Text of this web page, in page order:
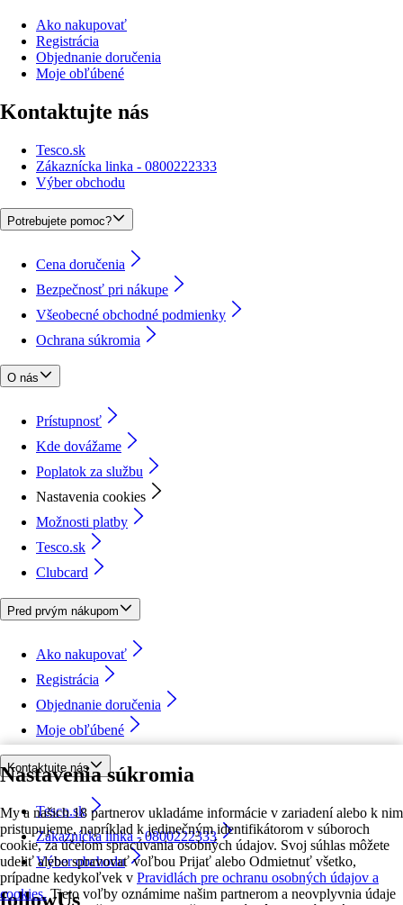
Nastavenia súkromia
My a našich 18 partnerov ukladáme informácie v zariadení alebo k nim
pristupujeme, napríklad k jedinečným identifikátorom v súboroch
cookie, za účelom spracúvania osobných údajov. Svoj súhlas môžete
udeliť alebo spravovať voľbou Prijať alebo Odmietnuť všetko,
prípadne kedykoľvek v Pravidlách pre ochranu osobných údajov a
cookies. Tieto voľby oznámime našim partnerom a neovplyvnia údaje
Ako nakupovať
Registrácia
Objednanie doručenia
Moje obľúbené
Kontaktujte nás
Tesco.sk
Zákaznícka linka - 0800222333
Výber obchodu
Potrebujete pomoc?
Cena doručenia
Bezpečnosť pri nákupe
Všeobecné obchodné podmienky
Ochrana súkromia
O nás
Prístupnosť
Kde dovážame
Poplatok za službu
Nastavenia cookies
Možnosti platby
Tesco.sk
Clubcard
Pred prvým nákupom
Ako nakupovať
Registrácia
Objednanie doručenia
Moje obľúbené
Kontaktujte nás
Tesco.sk
Zákaznícka linka - 0800222333
Výber obchodu
followUs